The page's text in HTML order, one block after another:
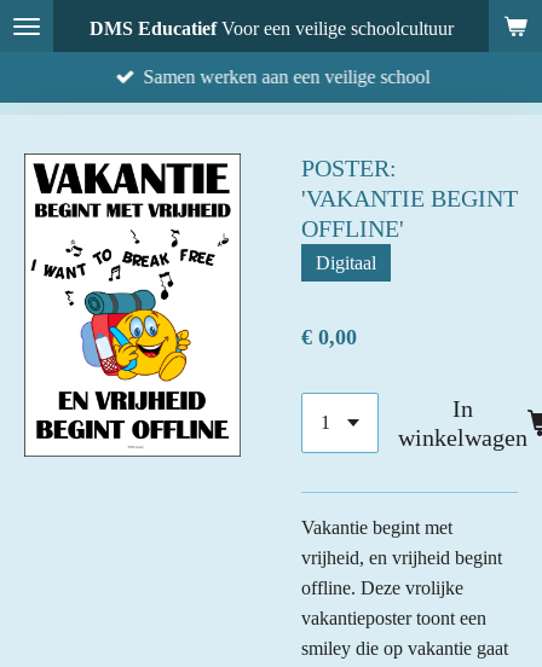
Ga
direct
DMS EducatiefVoor een veilige schoolcultuur
Samen werken aan een veilige school
POSTER:
'VAKANTIE BEGINT
OFFLINE'
Digitaal
€ 0,00
In
winkelwagen
Vakantie begint met
vrijheid, en vrijheid begint
offline. Deze vrolijke
vakantieposter toont een
smiley die op vakantie gaat